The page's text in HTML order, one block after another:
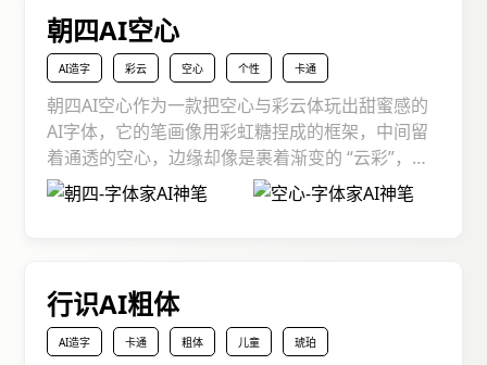
交媒体内容，乃羔AI卡通都能轻松驾驭，为你的作
品增添一抹别样的活力与趣味。
朝四AI空心
AI造字 彩云 空心 个性 卡通
朝四AI空心作为一款把空心与彩云体玩出甜蜜感的
AI字体，它的笔画像用彩虹糖捏成的框架，中间留
着通透的空心，边缘却像是裹着渐变的 “云彩”，粉
紫、橙黄、天蓝像晨光里的霞光晕染开来，既带着
空心字的轻盈，仿佛能从字里尝到草莓味的甜，看
糖的魔法棒，在字里行间泼洒彩虹，充满了灵动的
美感。
行识AI粗体
AI造字 卡通 粗体 儿童 琥珀